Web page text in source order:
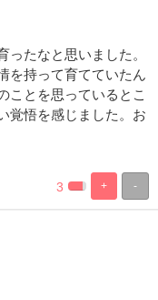
たなと思いました。
を持って育てていたん
ことを思っているとこ
覚悟を感じました。お
-
+
%
Complete
100%
Complete
3